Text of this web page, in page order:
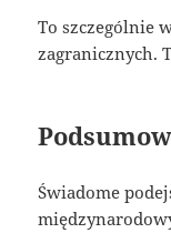
To szczególnie
zagranicznych.
Świadome